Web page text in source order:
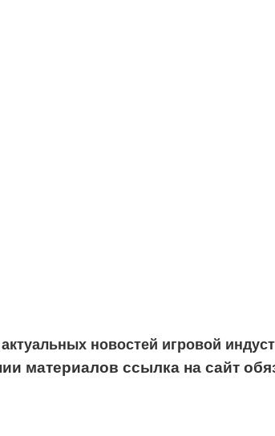
новостей игровой
материалов ссылка на сайт